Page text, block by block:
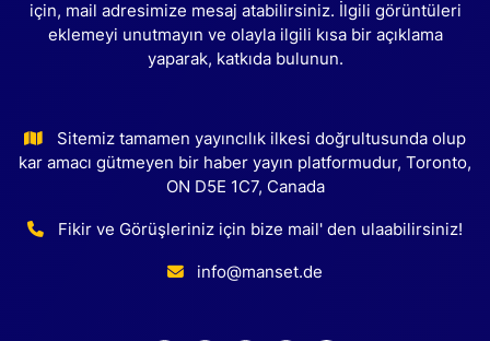
için, mail adresimize mesaj atabilirsiniz. İlgili görüntüleri
eklemeyi unutmayın ve olayla ilgili kısa bir açıklama
yaparak, katkıda bulunun.
Sitemiz tamamen yayıncılık ilkesi doğrultusunda olup
kar amacı gütmeyen bir haber yayın platformudur, Toronto,
ON D5E 1C7, Canada
Fikir ve Görüşleriniz için bize mail' den ulaabilirsiniz!
info@manset.de